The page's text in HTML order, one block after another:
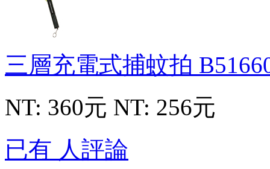
三層充電式捕蚊拍
NT: 360元 NT: 256元
已有 人評論